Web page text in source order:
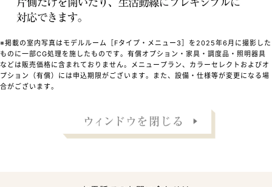
※掲載の室内写真はモデルルーム［Fタイプ・メニュー3］を2025年6月に撮影した
ものに一部CG処理を施したものです。有償オプション・家具・調度品・照明器具
などは販売価格に含まれておりません。メニュープラン、カラーセレクトおよびオ
プション（有償）には申込期限がございます。また、設備・仕様等が変更になる場
合がございます。